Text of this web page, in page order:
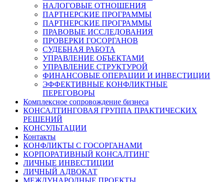
НАЛОГОВЫЕ ОТНОШЕНИЯ
ПАРТНЕРСКИЕ ПРОГРАММЫ
ПАРТНЕРСКИЕ ПРОГРАММЫ
ПРАВОВЫЕ ИССЛЕДОВАНИЯ
ПРОВЕРКИ ГОСОРГАНОВ
СУДЕБНАЯ РАБОТА
УПРАВЛЕНИЕ ОБЪЕКТАМИ
УПРАВЛЕНИЕ СТРУКТУРОЙ
ФИНАНСОВЫЕ ОПЕРАЦИИ И ИНВЕСТИЦИИ
ЭФФЕКТИВНЫЕ КОНФЛИКТНЫЕ
ПЕРЕГОВОРЫ
Комплексное сопровождение бизнеса
КОНСАЛТИНГОВАЯ ГРУППА ПРАКТИЧЕСКИХ
РЕШЕНИЙ
КОНСУЛЬТАЦИИ
Контакты
КОНФЛИКТЫ С ГОСОРГАНАМИ
КОРПОРАТИВНЫЙ КОНСАЛТИНГ
ЛИЧНЫЕ ИНВЕСТИЦИИ
ЛИЧНЫЙ АДВОКАТ